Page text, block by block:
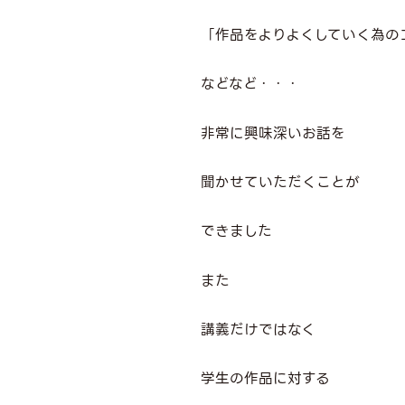
「作品をよりよくしていく為
などなど・・・
非常に興味深いお話を
聞かせていただくことが
できました
また
講義だけではなく
学生の作品に対する